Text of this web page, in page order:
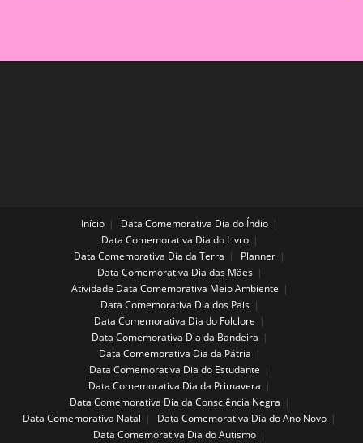
Início
Data Comemorativa Dia do Índio
Data Comemorativa Dia do Livro
Data Comemorativa Dia da Terra
Planner
Data Comemorativa Dia das Mães
Atividade Data Comemorativa Meio Ambiente
Data Comemorativa Dia dos Pais
Data Comemorativa Dia do Folclore
Data Comemorativa Dia da Bandeira
Data Comemorativa Dia da Pátria
Data Comemorativa Dia do Estudante
Data Comemorativa Dia da Primavera
Data Comemorativa Dia da Consciência Negra
Data Comemorativa Natal
Data Comemorativa Dia do Ano Novo
Data Comemorativa Dia do Autismo